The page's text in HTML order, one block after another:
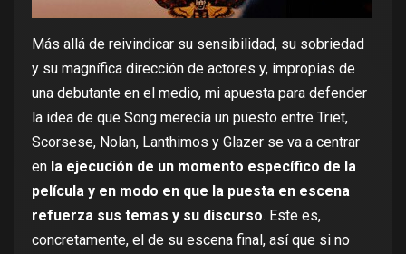
Más allá de reivindicar su sensibilidad, su sobriedad
y su magnífica dirección de actores y, impropias de
una debutante en el medio, mi apuesta para defender
la idea de que Song merecía un puesto entre Triet,
Scorsese, Nolan, Lanthimos y Glazer se va a centrar
en la ejecución de un momento específico de la
película y en modo en que la puesta en escena
refuerza sus temas y su discurso. Este es,
concretamente, el de su escena final, así que si no